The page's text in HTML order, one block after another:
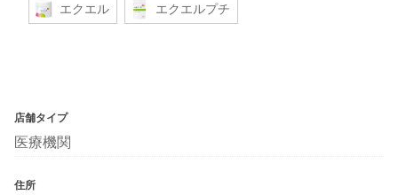
エクエル エクエルプチ
店舗タイプ
医療機関
住所